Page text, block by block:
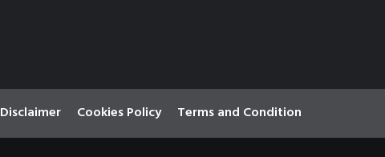
Disclaimer Cookies Policy Terms and Condition